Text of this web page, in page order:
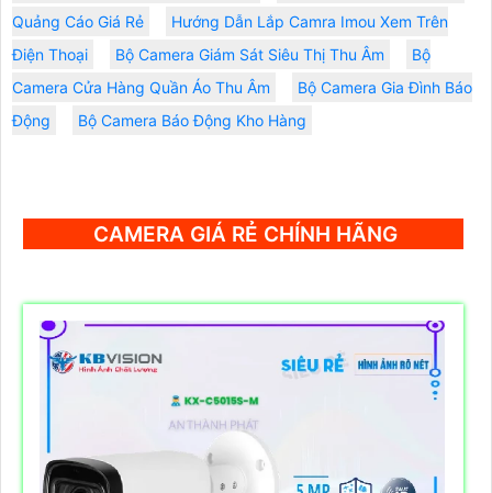
Chi Nhánh 1:
445/38 Tân Hòa Đông,Phường
Kỹ Thuật:0906.855.330
Điện Thoại:(028) 6688.4949
Camera Wifi Nên Chọn Loại Nào ?
Lắp Đặt Camera Công Ty
Điện Thoại
Bộ Camera Giám Sát Siêu Thị Thu Âm
Bộ
Camera Cửa Hàng Quần Áo Thu Âm
Bộ Camera Gia Đình Báo
Động
Bộ Camera Báo Động Kho Hàng
CAMERA GIÁ RẺ CHÍNH HÃNG